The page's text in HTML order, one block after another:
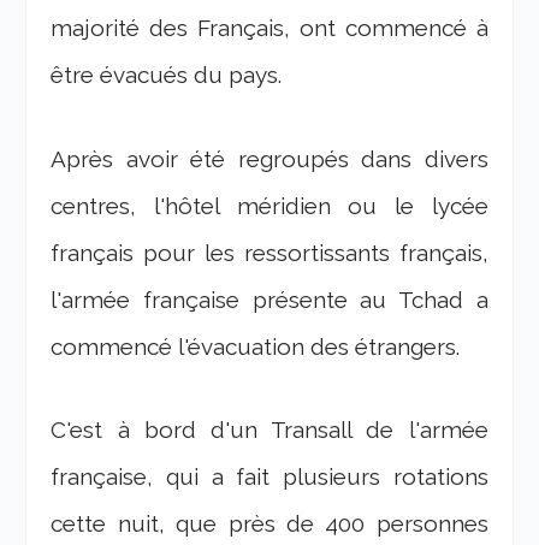
majorité des Français, ont commencé à
être évacués du pays.
Après avoir été regroupés dans divers
centres, l'hôtel méridien ou le lycée
français pour les ressortissants français,
l'armée française présente au Tchad a
commencé l'évacuation des étrangers.
C'est à bord d'un Transall de l'armée
française, qui a fait plusieurs rotations
cette nuit, que près de 400 personnes